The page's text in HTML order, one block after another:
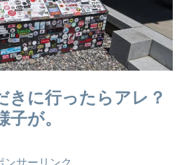
きに行ったらアレ？
子が。